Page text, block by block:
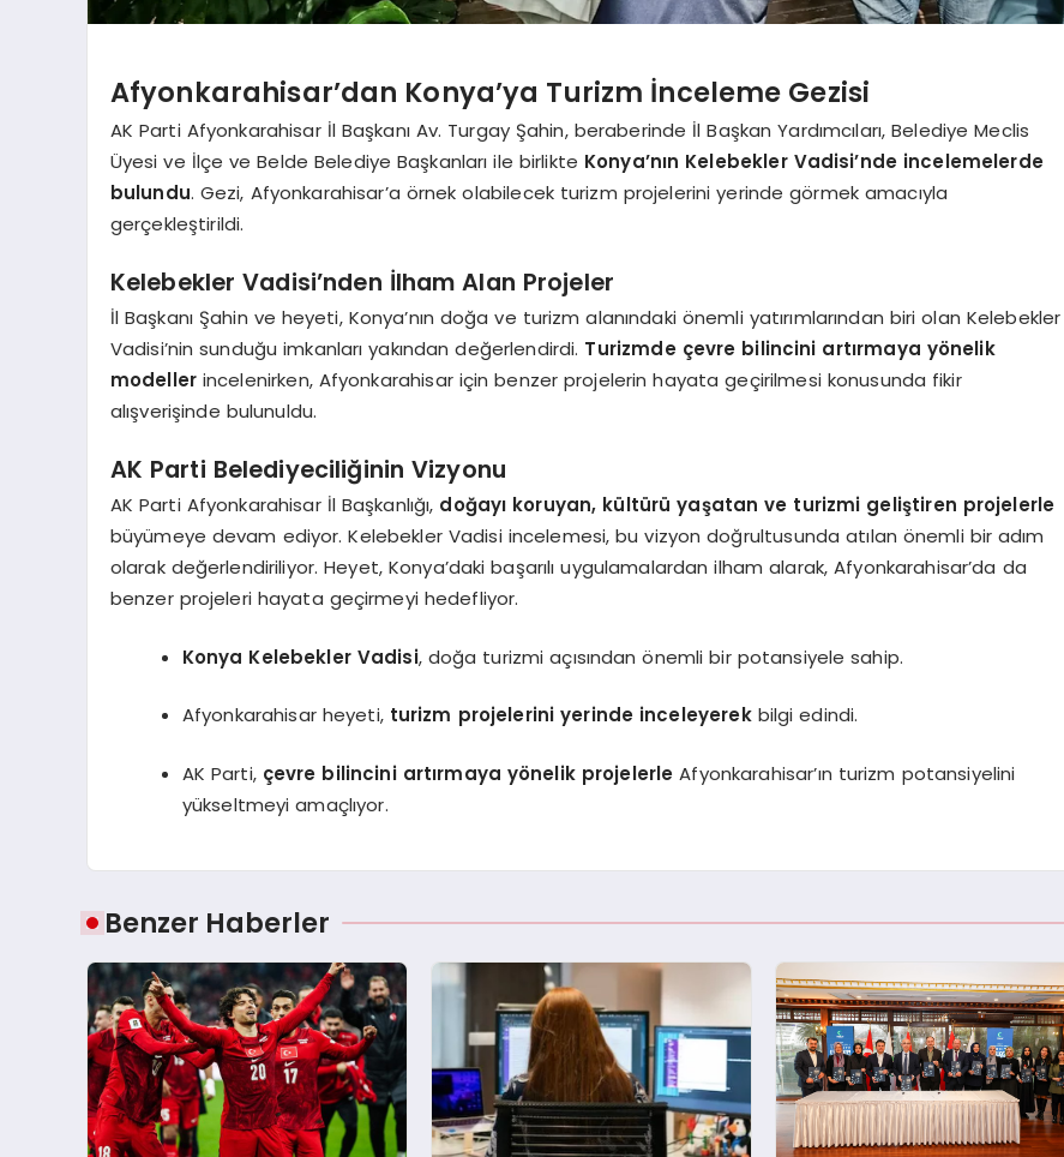
Afyonkarahisar’dan Konya’ya Turizm İnceleme Gezisi
AK Parti Afyonkarahisar İl Başkanı Av. Turgay Şahin, beraberinde İl Başkan Yardımcıları, Belediye Meclis
Üyesi ve İlçe ve Belde Belediye Başkanları ile birlikte Konya’nın Kelebekler Vadisi’nde incelemelerde
bulundu. Gezi, Afyonkarahisar’a örnek olabilecek turizm projelerini yerinde görmek amacıyla
gerçekleştirildi.
Kelebekler Vadisi’nden İlham Alan Projeler
İl Başkanı Şahin ve heyeti, Konya’nın doğa ve turizm alanındaki önemli yatırımlarından biri olan Kelebekler
Vadisi’nin sunduğu imkanları yakından değerlendirdi. Turizmde çevre bilincini artırmaya yönelik
modellerincelenirken, Afyonkarahisar için benzer projelerin hayata geçirilmesi konusunda fikir
alışverişinde bulunuldu.
AK Parti Belediyeciliğinin Vizyonu
AK Parti Afyonkarahisar İl Başkanlığı, doğayı koruyan, kültürü yaşatan ve turizmi geliştiren projelerle
büyümeye devam ediyor. Kelebekler Vadisi incelemesi, bu vizyon doğrultusunda atılan önemli bir adım
olarak değerlendiriliyor. Heyet, Konya’daki başarılı uygulamalardan ilham alarak, Afyonkarahisar’da da
benzer projeleri hayata geçirmeyi hedefliyor.
Konya Kelebekler Vadisi, doğa turizmi açısından önemli bir potansiyele sahip.
Afyonkarahisar heyeti, turizm projelerini yerinde inceleyerekbilgi edindi.
AK Parti, çevre bilincini artırmaya yönelik projelerle Afyonkarahisar’ın turizm potansiyelini
yükseltmeyi amaçlıyor.
Benzer Haberler